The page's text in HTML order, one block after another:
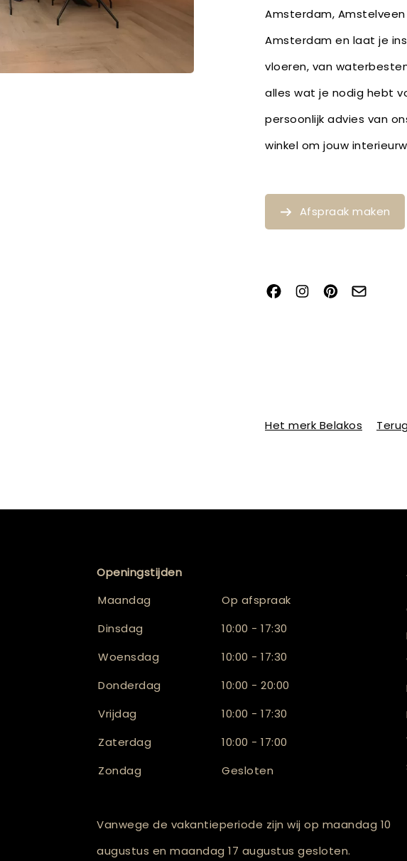
Amsterdam, Amstelveen
Amsterdam en laat je
vloeren, van
alles wat je nodig hebt
persoonlijk advies van
winkel om jouw
Afspraak maken
Het merk Belakos
Openingstijden
Maandag
Op afspraak
Dinsdag
10:00 - 17:30
Woensdag
10:00 - 17:30
Donderdag
10:00 - 20:00
Vrijdag
10:00 - 17:30
Zaterdag
10:00 - 17:00
Zondag
Gesloten
Vanwege de vakantieperiode zijn wij op maandag 10
augustus en maandag 17 augustus gesloten.